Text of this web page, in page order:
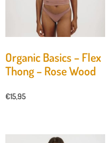
Organic Basics – Flex
Thong – Rose Wood
€15,95